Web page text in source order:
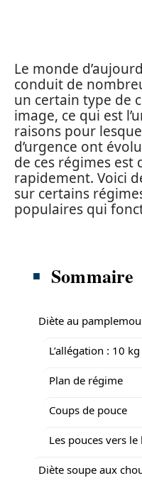
Le monde
conduit de
un certain type de
image, ce qui est
raisons pour
d’urgence ont
de ces régimes
rapidement. Voici
sur certains
populaires qui
Sommaire
Diète au
L’allégation : 10
Plan de régime
Coups de pouce
Les pouces vers le
Diète soupe aux